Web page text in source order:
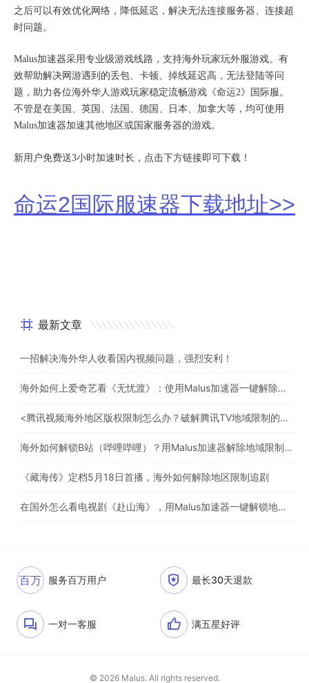
之后可以有效优化网络，降低延迟，解决无法连接服务器、连接超
时问题。
Malus加速器采用专业级游戏线路，支持海外玩家玩外服游戏。有
效帮助解决网游遇到的丢包、卡顿、掉线延迟高，无法登陆等问
题，助力各位海外华人游戏玩家稳定流畅游戏《命运2》国际服。
不管是在美国、英国、法国、德国、日本、加拿大等，均可使用
Malus加速器加速其他地区或国家服务器的游戏。
新用户免费送3小时加速时长，点击下方链接即可下载！
命运2国际服速器下载地址>>
最新文章
一招解决海外华人收看国内视频问题，强烈安利！
海外如何上爱奇艺看《无忧渡》：使用Malus加速器一键解除地域限制
<腾讯视频海外地区版权限制怎么办？破解腾讯TV地域限制的办法>
海外如何解锁B站（哔哩哔哩）？用Malus加速器解除地域限制，一键流畅追番
《藏海传》定档5月18日首播，海外如何解除地区限制追剧
在国外怎么看电视剧《赴山海》，用Malus加速器一键解锁地区限制
百万 服务百万用户 最长30天退款
一对一客服 满五星好评
© 2026 Malus. All rights reserved.